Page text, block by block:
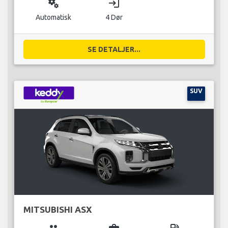
miscellaneous_services
Automatisk
login
4 Dør
SE DETALJER...
SUV
MITSUBISHI ASX